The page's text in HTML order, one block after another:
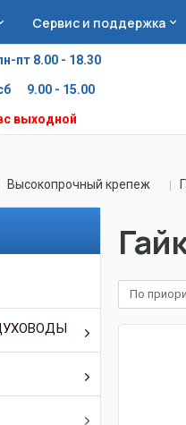
Сервис и поддержка
пт 8.00 - 18.30
9.00 - 15.00
выходной
Высокопрочный крепеж
По